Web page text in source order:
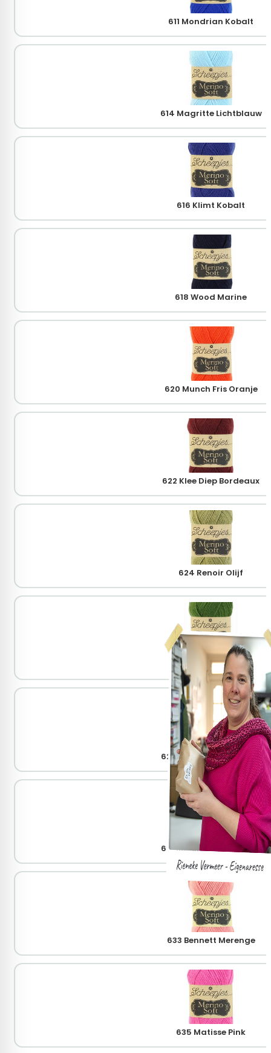
611 Mondrian Kobalt
614 Magritte Lichtblauw
616 Klimt Kobalt
618 Wood Marine
620 Munch Fris Oranje
622 Klee Diep Bordeaux
624 Renoir Olijf
627 Manet Mos
629 Constable Lichtolijf
631 Millais Donkergroen
633 Bennett Merenge
635 Matisse Pink